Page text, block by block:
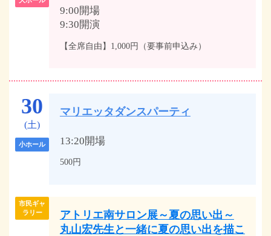
9:00開場
9:30開演
【全席自由】1,000円（要事前申込み）
30
(土)
小ホール
マリエッタダンスパーティ
13:20開場
500円
市民ギャ
ラリー
アトリエ南サロン展～夏の思い出～
丸山宏先生と一緒に夏の思い出を描こ